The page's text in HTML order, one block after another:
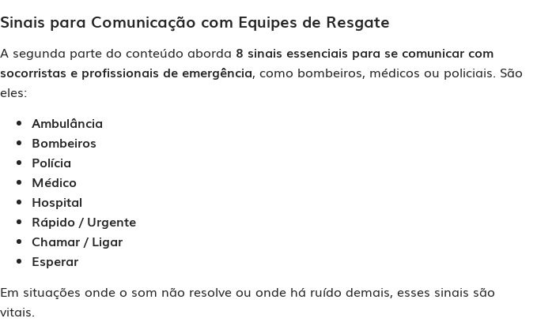
Sinais para Comunicação com Equipes de Resgate
A segunda parte do conteúdo aborda 8 sinais essenciais para se comunicar com
socorristas e profissionais de emergência, como bombeiros, médicos ou policiais. São
eles:
Ambulância
Bombeiros
Polícia
Médico
Hospital
Rápido / Urgente
Chamar / Ligar
Esperar
Em situações onde o som não resolve ou onde há ruído demais, esses sinais são
vitais.